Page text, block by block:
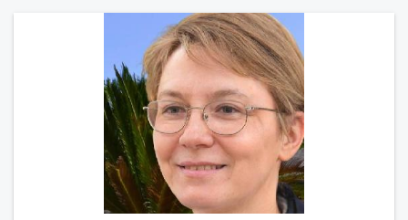
dehors des sentiers battus me raviraient. Je
m'engage à répondre à votre message. Au plaisir de